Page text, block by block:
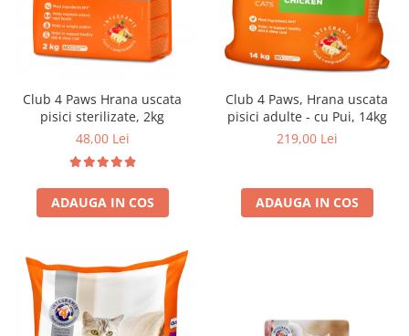
Club 4 Paws Hrana uscata
pisici sterilizate, 2kg
48,00 Lei
ADAUGA IN COS
Club 4 Paws, Hrana uscata
pisici adulte - cu Pui, 14kg
219,00 Lei
ADAUGA IN COS